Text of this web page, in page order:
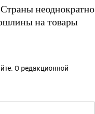
неоднократно
на товары
О редакционной